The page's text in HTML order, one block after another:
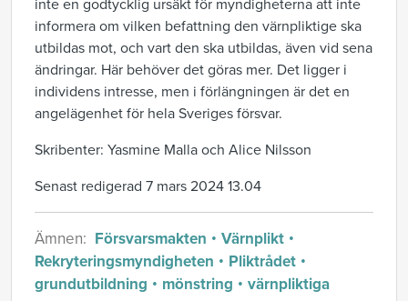
inte en godtycklig ursäkt för myndigheterna att inte
informera om vilken befattning den värnpliktige ska
utbildas mot, och vart den ska utbildas, även vid sena
ändringar. Här behöver det göras mer. Det ligger i
individens intresse, men i förlängningen är det en
angelägenhet för hela Sveriges försvar.
Skribenter: Yasmine Malla och Alice Nilsson
Senast redigerad 7 mars 2024 13.04
Ämnen: Försvarsmakten
Värnplikt
Rekryteringsmyndigheten
Pliktrådet
grundutbildning
mönstring värnpliktiga